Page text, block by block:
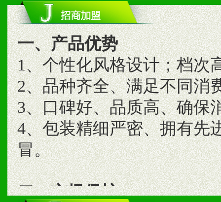
一、产品优势
1、个性化风格设计；档次
2、品种齐全、满足不同消
3、口碑好、品质高、确保
4、包装精细严密、拥有先
冒。
二、市场保护